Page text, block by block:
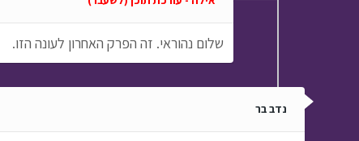
שלום נהוראי. זה הפרק האחרון לעונה הזו.
נדב בר